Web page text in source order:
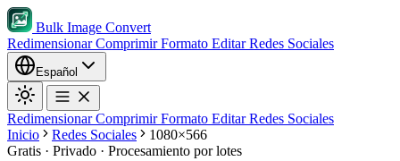
Bulk Image Convert
RedimensionarComprimirFormato EditarRedes Sociales
Español
RedimensionarComprimirFormato EditarRedes Sociales
Inicio
Redes Sociales
1080×566
Gratis · Privado · Procesamiento por lotes